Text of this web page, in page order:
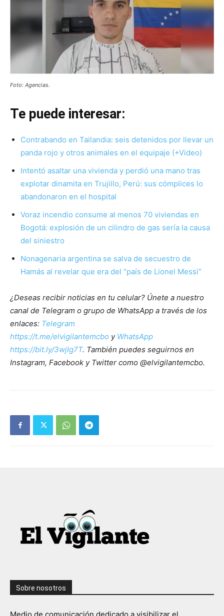
Foto: Agencias.
Te puede interesar:
Contrabando en Tailandia: seis detenidos por llevar un
panda rojo y otros animales en el equipaje (+Video)
Intentó asaltar una vivienda y perdió una mano tras
explotar dinamita en Trujillo, Perú: sus cómplices lo
abandonaron en el hospital
Voraz incendio consume al menos 70 viviendas en
Bogotá: explosión de un cilindro de gas sería la causa
del siniestro
Nonagenaria argentina se salva de secuestro de
Hamás al revelar que era del “país de Lionel Messi”
¿Deseas recibir noticias en tu celular? Únete a nuestro
canal de Telegram o grupo de WhatsApp a través de los
enlaces: Telegram
https://t.me/elvigilantemcbo y WhatsApp
https://bit.ly/3wjIg7T. También puedes seguirnos en
Instagram, Facebook y Twitter como @elvigilantemcbo.
Sobre nosotros